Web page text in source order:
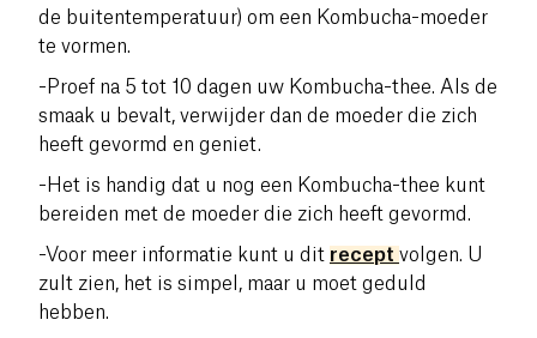
de buitentemperatuur) om een Kombucha-moeder
te vormen.
-Proef na 5 tot 10 dagen uw Kombucha-thee. Als de
smaak u bevalt, verwijder dan de moeder die zich
heeft gevormd en geniet.
-Het is handig dat u nog een Kombucha-thee kunt
bereiden met de moeder die zich heeft gevormd.
-Voor meer informatie kunt u dit recept volgen. U
zult zien, het is simpel, maar u moet geduld
hebben.